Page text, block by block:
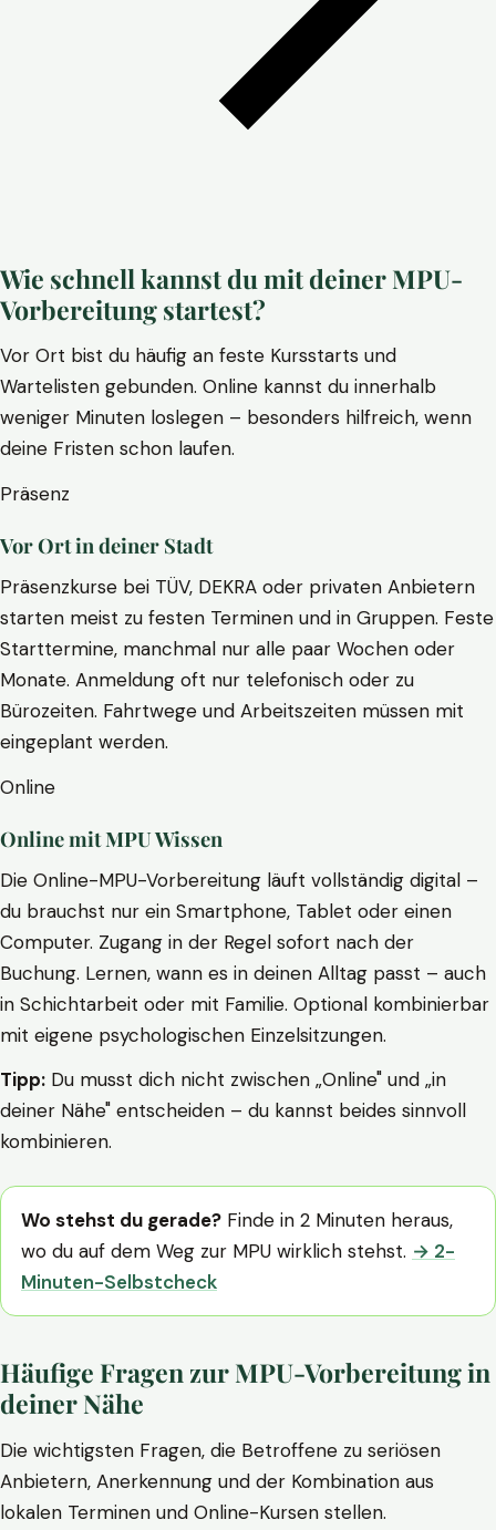
Wie schnell kannst du mit deiner MPU-
Vorbereitung startest?
Vor Ort bist du häufig an feste Kursstarts und
Wartelisten gebunden. Online kannst du innerhalb
weniger Minuten loslegen – besonders hilfreich, wenn
deine Fristen schon laufen.
Präsenz
Vor Ort in deiner Stadt
Präsenzkurse bei TÜV, DEKRA oder privaten Anbietern
starten meist zu festen Terminen und in Gruppen. Feste
Starttermine, manchmal nur alle paar Wochen oder
Monate. Anmeldung oft nur telefonisch oder zu
Bürozeiten. Fahrtwege und Arbeitszeiten müssen mit
eingeplant werden.
Online
Online mit MPU Wissen
Die Online-MPU-Vorbereitung läuft vollständig digital –
du brauchst nur ein Smartphone, Tablet oder einen
Computer. Zugang in der Regel sofort nach der
Buchung. Lernen, wann es in deinen Alltag passt – auch
in Schichtarbeit oder mit Familie. Optional kombinierbar
mit eigene psychologischen Einzelsitzungen.
Tipp: Du musst dich nicht zwischen „Online" und „in
deiner Nähe" entscheiden – du kannst beides sinnvoll
kombinieren.
Wo stehst du gerade? Finde in 2 Minuten heraus,
wo du auf dem Weg zur MPU wirklich stehst. → 2-
Minuten-Selbstcheck
Häufige Fragen zur MPU-Vorbereitung in
deiner Nähe
Die wichtigsten Fragen, die Betroffene zu seriösen
Anbietern, Anerkennung und der Kombination aus
lokalen Terminen und Online-Kursen stellen.